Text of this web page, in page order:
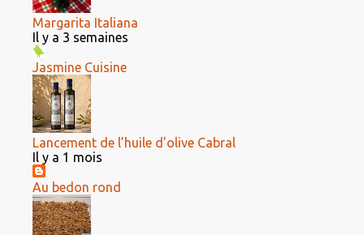
Margarita Italiana
Il y a 3 semaines
Jasmine Cuisine
Lancement de l’huile d’olive Cabral
Il y a 1 mois
Au bedon rond